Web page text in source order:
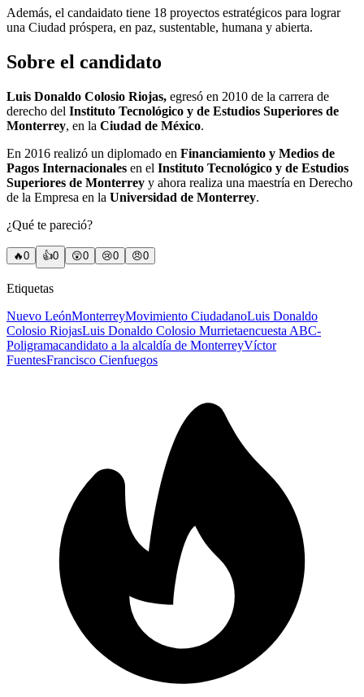
Además, el candaidato tiene 18 proyectos estratégicos para lograr
una Ciudad próspera, en paz, sustentable, humana y abierta.
Sobre el candidato
Luis Donaldo Colosio Riojas, egresó en 2010 de la carrera de
derecho del Instituto Tecnológico y de Estudios Superiores de
Monterrey, en la Ciudad de México.
En 2016 realizó un diplomado en Financiamiento y Medios de
Pagos Internacionales en el Instituto Tecnológico y de Estudios
Superiores de Monterrey y ahora realiza una maestría en Derecho
de la Empresa en la Universidad de Monterrey.
¿Qué te pareció?
🔥0 👍0 😲0 😢0 😠0
Etiquetas
Nuevo LeónMonterreyMovimiento CiudadanoLuis Donaldo
Colosio RiojasLuis Donaldo Colosio Murrietaencuesta ABC-
Poligramacandidato a la alcaldía de MonterreyVíctor
FuentesFrancisco Cienfuegos